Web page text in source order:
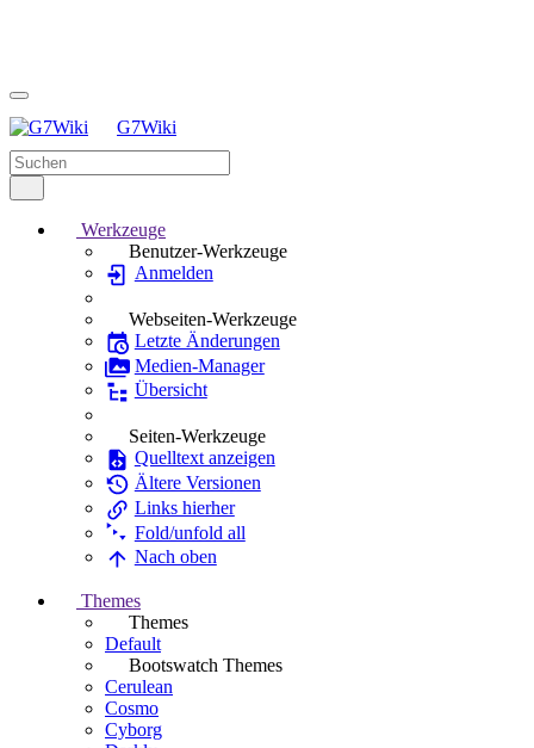
G7Wiki
Werkzeuge
Benutzer-Werkzeuge
Anmelden
Webseiten-Werkzeuge
Letzte Änderungen
Medien-Manager
Übersicht
Seiten-Werkzeuge
Quelltext anzeigen
Ältere Versionen
Links hierher
Fold/unfold all
Nach oben
Themes
Themes
Default
Bootswatch Themes
Cerulean
Cosmo
Cyborg